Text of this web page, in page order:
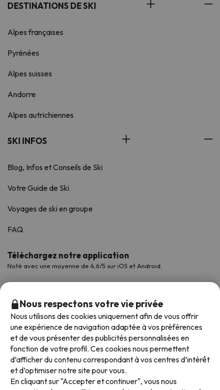
DESTINATIONS DE SKI
Alpes françaises
Pyrénées
Alpes suisses
Andorre
Alpes autrichiennes
SKI INFOS
Blog, Infos et Conseils de Ski
Votre Guide de Ski
Voyages de ski en groupe
FAQ
Téléchargez notre application
Noté avec une moyenne de 4,6/5 sur iOS et Android.
Modes de paiement disponibles
Nous respectons votre vie privée
Nous utilisons des cookies uniquement afin de vous offrir
une expérience de navigation adaptée à vos préférences
et de vous présenter des publicités personnalisées en
fonction de votre profil. Ces cookies nous permettent
d’afficher du contenu correspondant à vos centres d’intérêt
et d’optimiser notre site pour vous.
En cliquant sur "Accepter et continuer", vous nous